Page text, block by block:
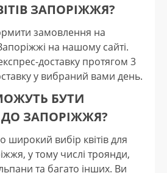
ЗАПОРІЖЖЯ?
замовлення на
на нашому сайті.
доставку протягом 3
у вибраний вами день.
БУТИ
ЗАПОРІЖЖЯ?
вибір квітів для
у тому числі троянди,
та багато інших. Ви